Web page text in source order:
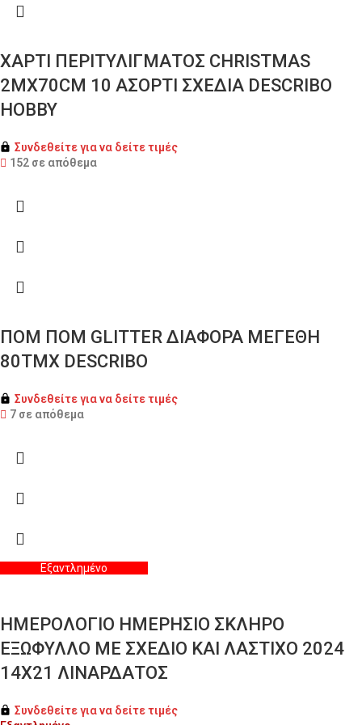
ΧΑΡΤΙ ΠΕΡΙΤΥΛΙΓΜΑΤΟΣ CHRISTMAS
2MX70CM 10 ΑΣΟΡΤΙ ΣΧΕΔΙΑ DESCRIBO
HOBBY
Συνδεθείτε για να δείτε τιμές
152 σε απόθεμα
ΠΟΜ ΠΟΜ GLITTER ΔΙΑΦΟΡΑ ΜΕΓΕΘΗ
80TΜΧ DESCRIBO
Συνδεθείτε για να δείτε τιμές
7 σε απόθεμα
Εξαντλημένο
ΗΜΕΡΟΛΟΓΙΟ ΗΜΕΡΗΣΙΟ ΣΚΛΗΡΟ
ΕΞΩΦΥΛΛΟ ΜΕ ΣΧΕΔΙΟ ΚΑΙ ΛΑΣΤΙΧΟ 2024
14X21 ΛΙΝΑΡΔΑΤΟΣ
Συνδεθείτε για να δείτε τιμές